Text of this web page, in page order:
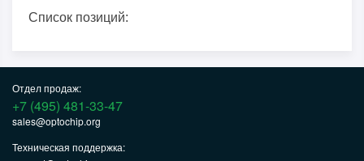
Список позиций:
Отдел продаж:
+7 (495) 481-33-47
sales@optochip.org
Техническая поддержка: